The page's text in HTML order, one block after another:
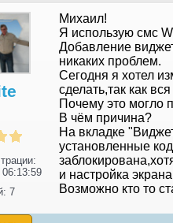
06:13:59
7
Михаил!
Я использую смс
Добавление
никаких проблем.
Сегодня я хотел
сделать,так как
Почему это могло
В чём причина?
На вкладке
установленные
и настройка
Возможно кто то